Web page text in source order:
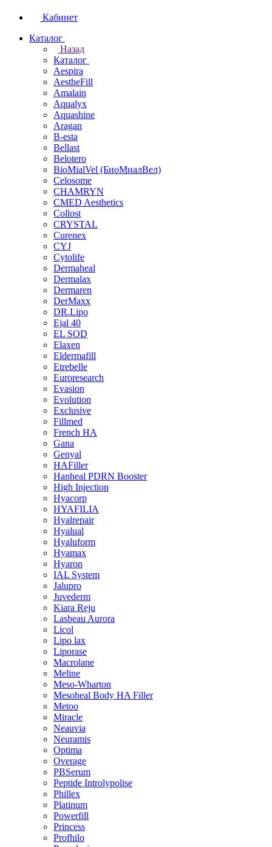
Кабинет
Каталог
Назад
Каталог
Aespira
AestheFill
Amalain
Aqualyx
Aquashine
Aragan
B-esta
Bellast
Belotero
BioMialVel (БиоМиалВел)
Celosome
CHAMRYN
CMED Aesthetics
Collost
CRYSTAL
Curenex
CYJ
Cytolife
Dermaheal
Dermalax
Dermaren
DerMaxx
DR.Lipo
Ejal 40
EL SOD
Elaxen
Eldermafill
Etrebelle
Euroresearch
Evasion
Evolution
Exclusive
Fillmed
French HA
Gana
Genyal
HAFiller
Hanheal PDRN Booster
High Injection
Hyacorp
HYAFILIA
Hyalrepair
Hyalual
Hyaluform
Hyamax
Hyaron
IAL System
Jalupro
Juvederm
Kiara Reju
Lasbeau Aurora
Licol
Lipo lax
Liporase
Macrolane
Meline
Meso-Wharton
Mesoheal Body HA Filler
Metoo
Miracle
Neauvia
Neuramis
Optima
Overage
PBSerum
Peptide Introlypolise
Phillex
Platinum
Powerfill
Princess
Profhilo